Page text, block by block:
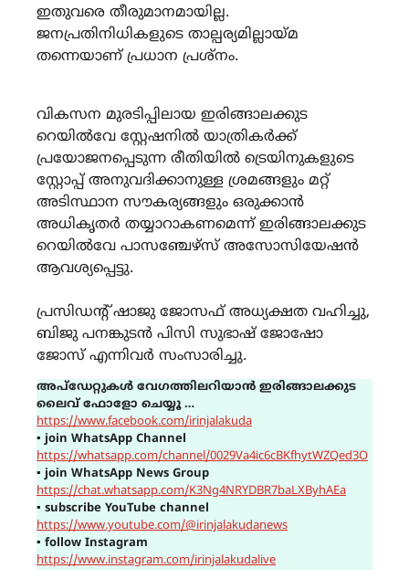
ഇതുവരെ തീരുമാനമായില്ല.
ജനപ്രതിനിധികളുടെ താല്പര്യമില്ലായ്മ
തന്നെയാണ് പ്രധാന പ്രശ്നം.
വികസന മുരടിപ്പിലായ ഇരിങ്ങാലക്കുട
റെയിൽവേ സ്റ്റേഷനിൽ യാത്രികർക്ക്
പ്രയോജനപ്പെടുന്ന രീതിയിൽ ട്രെയിനുകളുടെ
സ്റ്റോപ്പ് അനുവദിക്കാനുള്ള ശ്രമങ്ങളും മറ്റ്
അടിസ്ഥാന സൗകര്യങ്ങളും ഒരുക്കാൻ
അധികൃതർ തയ്യാറാകണമെന്ന് ഇരിങ്ങാലക്കുട
റെയിൽവേ പാസഞ്ചേഴ്സ് അസോസിയേഷൻ
ആവശ്യപ്പെട്ടു.
പ്രസിഡന്റ് ഷാജു ജോസഫ് അധ്യക്ഷത വഹിച്ചു,
ബിജു പനങ്കുടൻ പിസി സുഭാഷ് ജോഷോ
ജോസ് എന്നിവർ സംസാരിച്ചു.
അപ്ഡേറ്റുകൾ വേഗത്തിലറിയാൻ ഇരിങ്ങാലക്കുട
ലൈവ് ഫോളോ ചെയ്യൂ …
https://www.facebook.com/irinjalakuda
▪ join WhatsApp Channel
https://whatsapp.com/channel/0029Va4ic6cBKfhytWZQed3O
▪ join WhatsApp News Group
https://chat.whatsapp.com/K3Ng4NRYDBR7baLXByhAEa
▪ subscribe YouTube channel
https://www.youtube.com/@irinjalakudanews
▪ follow Instagram
https://www.instagram.com/irinjalakudalive